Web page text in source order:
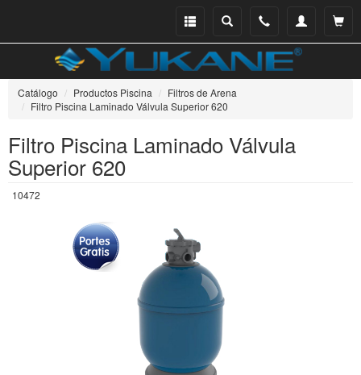
Ver
Mi
Teléfono
Buscar
Menu
Catálogo Productos Piscina
Filtros de Arena
Filtro Piscina Laminado Válvula Superior 620
Filtro Piscina Laminado Válvula
Superior 620
10472